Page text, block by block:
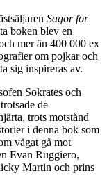
Sagor för
boken blev en
mer än 400 000 ex
om pojkar och
sig inspireras av.
Sokrates och
de
trots motstånd
i denna bok som
vågat gå mot
Evan Ruggiero,
Martin och prins